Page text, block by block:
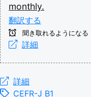
monthly.
翻訳する
聞き取れるようになる
詳細
詳細
CEFR-J B1